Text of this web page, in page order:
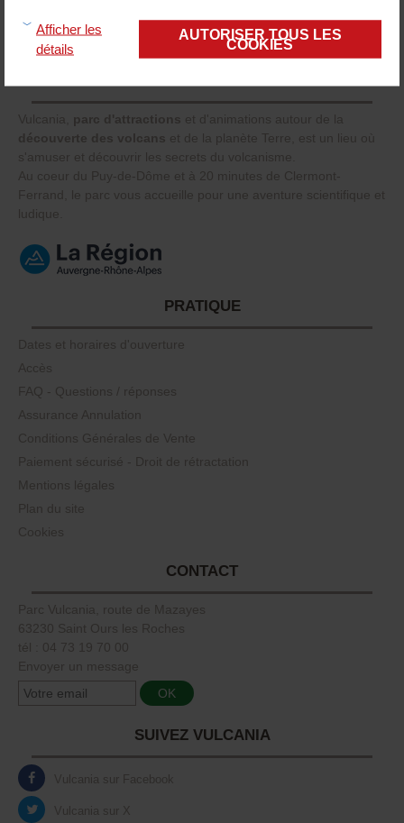
AUTORISER TOUS LES
COOKIES
Afficher les
détails
Tarif Malin appliqué
sur tous les billets
Vulcania, parc d'attractions et d'animations autour de la
découverte des volcans et de la planète Terre, est un lieu où
s'amuser et découvrir les secrets du volcanisme.
Au coeur du Puy-de-Dôme et à 20 minutes de Clermont-
Ferrand, le parc vous accueille pour une aventure scientifique et
ludique.
PRATIQUE
Dates et horaires d'ouverture
Accès
FAQ - Questions / réponses
Assurance Annulation
Conditions Générales de Vente
Paiement sécurisé - Droit de rétractation
Mentions légales
Plan du site
Cookies
CONTACT
Parc Vulcania, route de Mazayes
63230 Saint Ours les Roches
tél : 04 73 19 70 00
Envoyer un message
SUIVEZ VULCANIA
Vulcania sur Facebook
Vulcania sur X